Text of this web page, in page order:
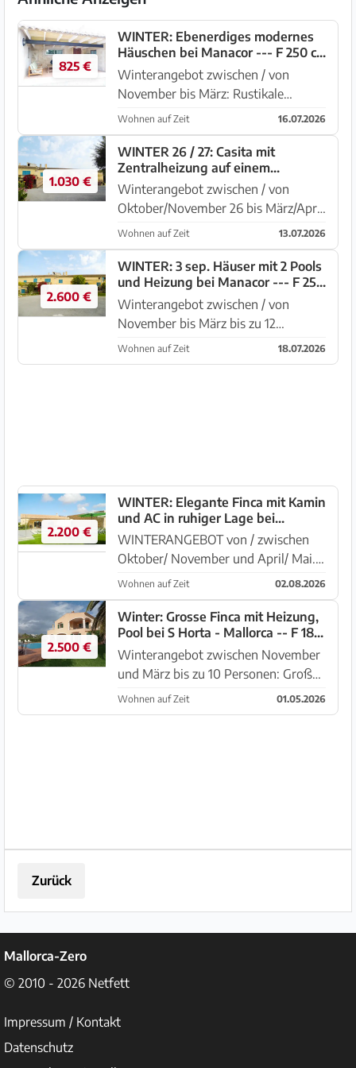
825 €
WINTER: Ebenerdiges modernes
Häuschen bei Manacor --- F 250 c
WT
Winterangebot zwischen / von
November bis März: Rustikale
ebenerdige Finca mit 2
Gemeinschaftspools, BBQ und
Heizung bei Manacor. Das komplett
eingezäunte Grundstück von mehr
als 100.000 m2 lie...
Wohnen auf Zeit 16.07.2026
1.030 €
WINTER 26 / 27: Casita mit
Zentralheizung auf einem
Gemeinschaftsgrundstück bei
Manacor -- F 250 a
Winterangebot zwischen / von
Oktober/November 26 bis März/April
27 Rustikale Finca mit 2 weiteren
Häusern und 2 Pools bei Manacor.
Das komplett eingezäunte
Grundstück von mehr als 100.000
m2 li...
Wohnen auf Zeit 13.07.2026
2.600 €
WINTER: 3 sep. Häuser mit 2 Pools
und Heizung bei Manacor --- F 250
CM
Winterangebot zwischen / von
November bis März bis zu 12
Personen: Grosses Grundstück mit 3
separaten Häusern und 2 Pools bei
Wohnen auf Zeit 18.07.2026
2.200 €
WINTER: Elegante Finca mit Kamin
und AC in ruhiger Lage bei
Manacor - F 06 WT
WINTERANGEBOT von / zwischen
Oktober/ November und April/ Mai.
Schönes und modernes Haus auf
dem Lande mit Pool bei Manacor.
Das ummauerte Grundstück von ca.
15.000 m2 hat eine schöne Terrasse
m...
Wohnen auf Zeit 02.08.2026
2.500 €
Winter: Grosse Finca mit Heizung,
Pool bei S Horta - Mallorca -- F 181
WT
Winterangebot zwischen November
und März bis zu 10 Personen: Großes
Landhaus mit grossem Garten und
Pool in der Nähe von S’Horta mit
Wohnen auf Zeit 01.05.2026
Zurück
Mallorca-Zero
© 2010 - 2026 Netfett
Impressum / Kontakt
Datenschutz